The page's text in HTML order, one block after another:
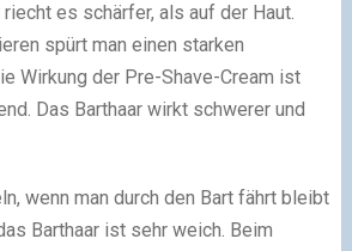
es schärfer, als auf der Haut.
spürt man einen starken
Wirkung der Pre-Shave-Cream ist
Das Barthaar wirkt schwerer und
wenn man durch den Bart fährt bleibt
Barthaar ist sehr weich. Beim